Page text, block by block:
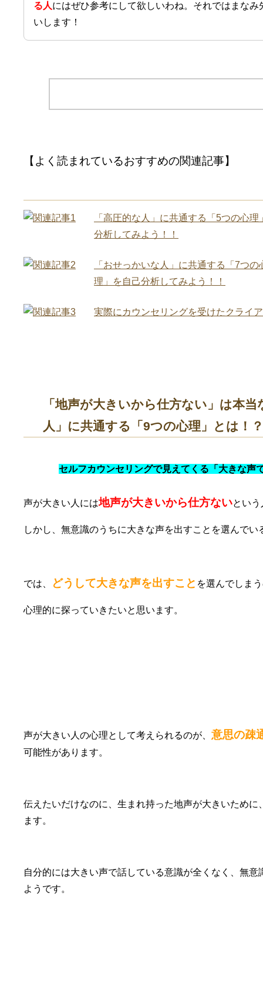
る人にはぜひ参考にして欲しいわね。それではまなみ
いします！
【よく読まれているおすすめの関連記事】
「高圧的な人」に共通する「5つの心
分析してみよう！！
「おせっかいな人」に共通する「7つ
理」を自己分析してみよう！！
実際にカウンセリングを受けたクライ
「地声が大きいから仕方ない」は本
人」に共通する「9つの心理」とは！？
セルフカウンセリングで見えてくる「大きな声
声が大きい人には地声が大きいから仕方ないとい
しかし、無意識のうちに大きな声を出すことを選んでい
では、 どうして大きな声を出すこと を選んでしま
心理的に探っていきたいと思います。
声が大きい人の心理として考えられるのが、 意思の疎
可能性があります。
伝えたいだけなのに、生まれ持った地声が大きいため
ます。
自分的には大きい声で話している意識が全くなく、無
ようです。